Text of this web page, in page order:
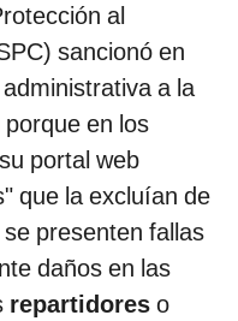
al
sancionó en
a la
porque en los
portal web
que la excluían de
presenten fallas
daños en las
repartidores o